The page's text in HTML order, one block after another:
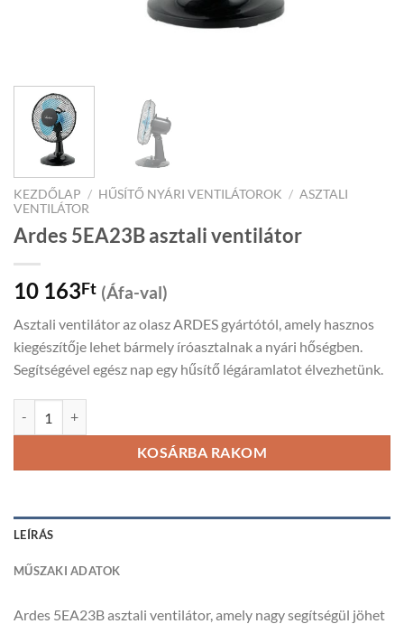
KEZDŐLAP / HŰSÍTŐ NYÁRI VENTILÁTOROK / ASZTALI
VENTILÁTOR
Ardes 5EA23B asztali ventilátor
10 163Ft (Áfa-val)
Asztali ventilátor az olasz ARDES gyártótól, amely hasznos
kiegészítője lehet bármely íróasztalnak a nyári hőségben.
Segítségével egész nap egy hűsítő légáramlatot élvezhetünk.
KOSÁRBA RAKOM
LEÍRÁS
MŰSZAKI ADATOK
Ardes 5EA23B asztali ventilátor, amely nagy segítségül jöhet